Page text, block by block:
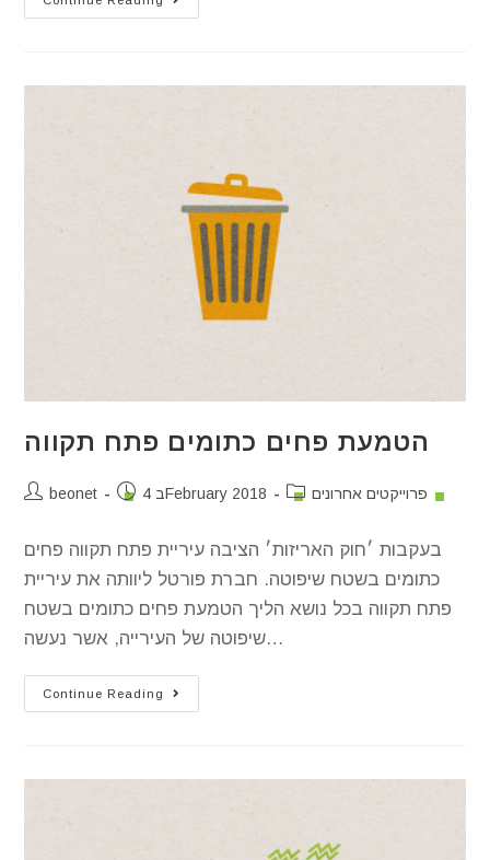
הטמעת פחים כתומים פתח תקווה
beonet 4 בFebruary 2018 פרוייקטים אחרונים
בעקבות ׳חוק האריזות׳ הציבה עיריית פתח תקווה פחים
כתומים בשטח שיפוטה. חברת פורטל ליוותה את עיריית
פתח תקווה בכל נושא הליך הטמעת פחים כתומים בשטח
שיפוטה של העירייה, אשר נעשה…
Continue Reading